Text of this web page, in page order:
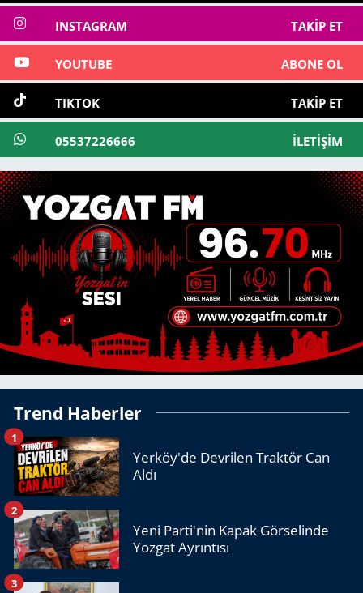
INSTAGRAM TAKIP ET
YOUTUBE ABONE OL
TIKTOK TAKIP ET
05537226666 İLETIŞIM
Trend Haberler
Yerköy'de Devrilen Traktör Can
Aldı
1
Yeni Parti'nin Kapak Görselinde
Yozgat Ayrıntısı
2
3